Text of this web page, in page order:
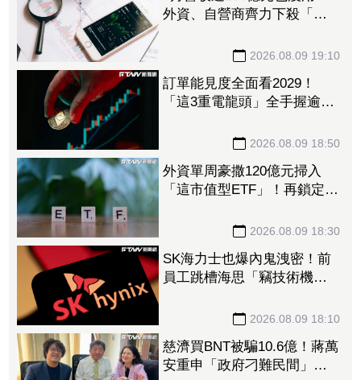
外資、自營商齊力下殺「這
2026.08.09 19:10
訂單能見度全面看2029！
「這3重電龍頭」全手握逾百
承認第二季財報2026.08.09 18:50
外資單周豪撒120億元掃入
「這市值型ETF」！再鎖定5
2026.08.09 18:30
SK海力士也爆內鬼洩密！前
員工跳槽海思「竊技術機密
2026.08.09 18:10
慈濟買BNT被騙10.6億！蔣萬
安重申「政府刁難民間」